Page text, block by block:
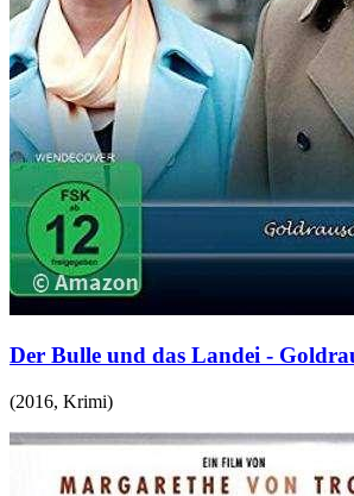
Der Bulle und das Landei -
(2016, Krimi)